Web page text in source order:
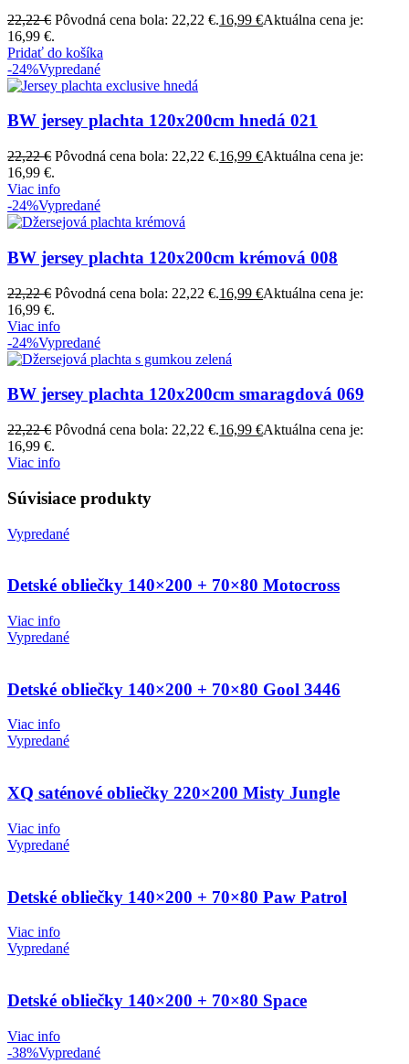
22,22€ Pôvodná cena bola: 22,22 €.16,99 €Aktuálna cena je:
16,99 €.
Pridať do košíka
-24%Vypredané
BW jersey plachta 120x200cm hnedá 021
22,22€ Pôvodná cena bola: 22,22 €.16,99 €Aktuálna cena je:
16,99 €.
Viac info
-24%Vypredané
BW jersey plachta 120x200cm krémová 008
22,22€ Pôvodná cena bola: 22,22 €.16,99 €Aktuálna cena je:
16,99 €.
Viac info
-24%Vypredané
BW jersey plachta 120x200cm smaragdová 069
22,22€ Pôvodná cena bola: 22,22 €.16,99 €Aktuálna cena je:
16,99 €.
Viac info
Súvisiace produkty
Vypredané
Detské obliečky 140×200 + 70×80 Motocross
Viac info
Vypredané
Detské obliečky 140×200 + 70×80 Gool 3446
Viac info
Vypredané
XQ saténové obliečky 220×200 Misty Jungle
Viac info
Vypredané
Detské obliečky 140×200 + 70×80 Paw Patrol
Viac info
Vypredané
Detské obliečky 140×200 + 70×80 Space
Viac info
-38%Vypredané